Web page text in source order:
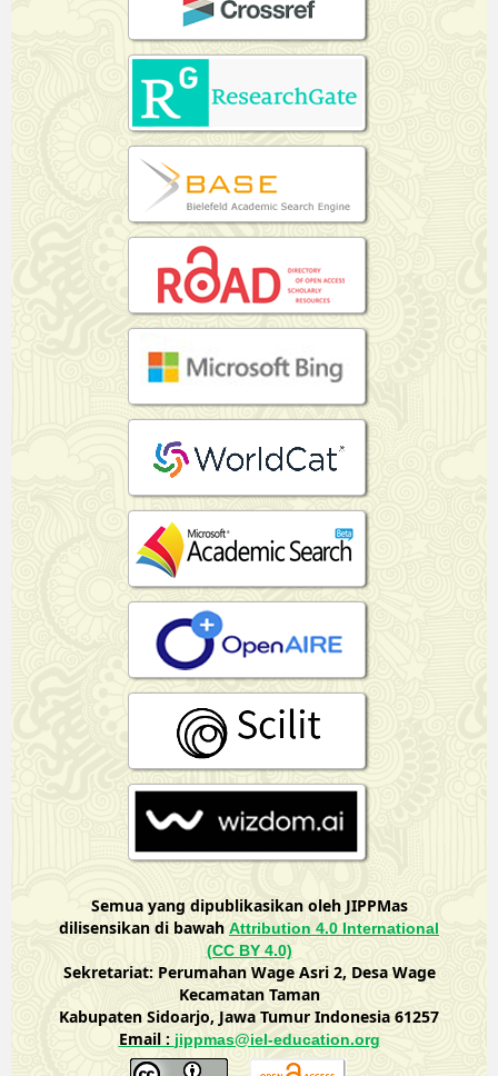
Semua yang dipublikasikan oleh JIPPMas
dilisensikan di bawah Attribution 4.0 International
(CC BY 4.0)
Sekretariat: Perumahan Wage Asri 2, Desa Wage
Kecamatan Taman
Kabupaten Sidoarjo, Jawa Tumur Indonesia 61257
Email : jippmas@iel-education.org